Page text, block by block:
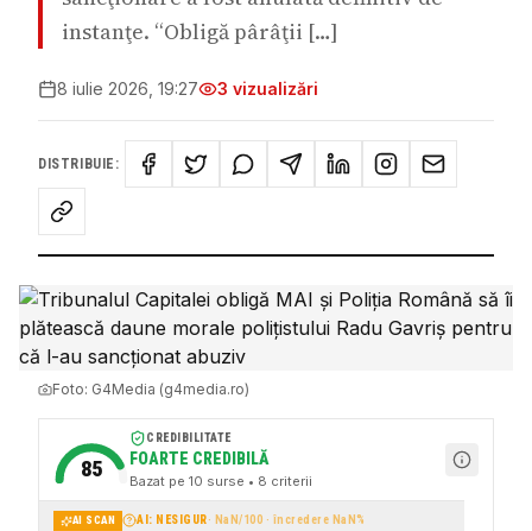
instanţe. “Obligă pârâţii […]
8 iulie 2026, 19:27 3 vizualizări
DISTRIBUIE:
Foto: G4Media (g4media.ro)
85
CREDIBILITATE
FOARTE CREDIBILĂ
Bazat pe 10 surse • 8 criterii
AI SCAN AI: NESIGUR· NaN/100 · încredere NaN%